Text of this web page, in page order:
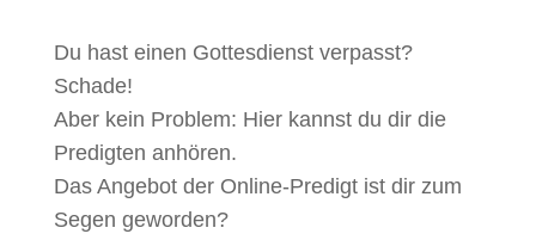
Du hast einen Gottesdienst verpasst?
Schade!
Aber kein Problem: Hier kannst du dir die
Predigten anhören.
Das Angebot der Online-Predigt ist dir zum
Segen geworden?